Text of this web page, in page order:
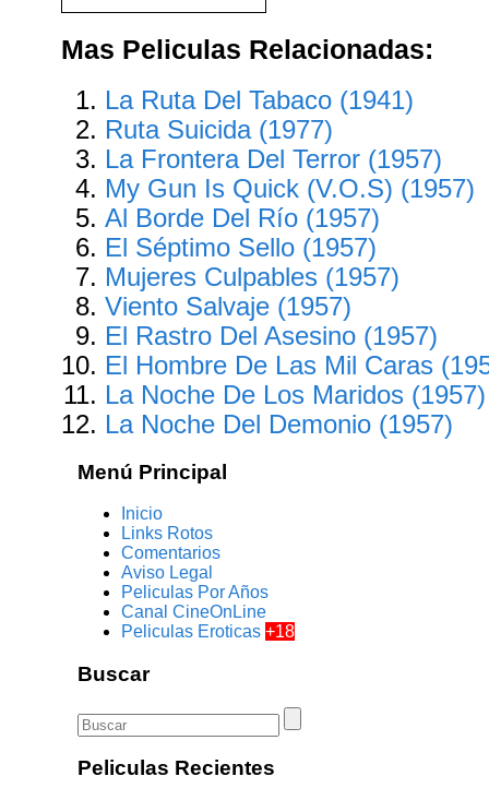
Mas Peliculas Relacionadas:
La Ruta Del Tabaco (1941)
Ruta Suicida (1977)
La Frontera Del Terror (1957)
My Gun Is Quick (V.O.S) (1957)
Al Borde Del Río (1957)
El Séptimo Sello (1957)
Mujeres Culpables (1957)
Viento Salvaje (1957)
El Rastro Del Asesino (1957)
El Hombre De Las Mil Caras
La Noche De Los Maridos (1957)
La Noche Del Demonio (1957)
Menú Principal
Inicio
Links Rotos
Comentarios
Aviso Legal
Peliculas Por Años
Canal CineOnLine
Peliculas Eroticas+18
Buscar
Peliculas Recientes